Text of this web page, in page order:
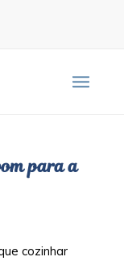
para a
cozinhar